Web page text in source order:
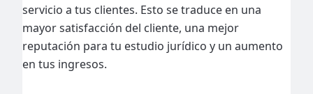
servicio a tus clientes. Esto se traduce en una
mayor satisfacción del cliente, una mejor
reputación para tu estudio jurídico y un aumento
en tus ingresos.